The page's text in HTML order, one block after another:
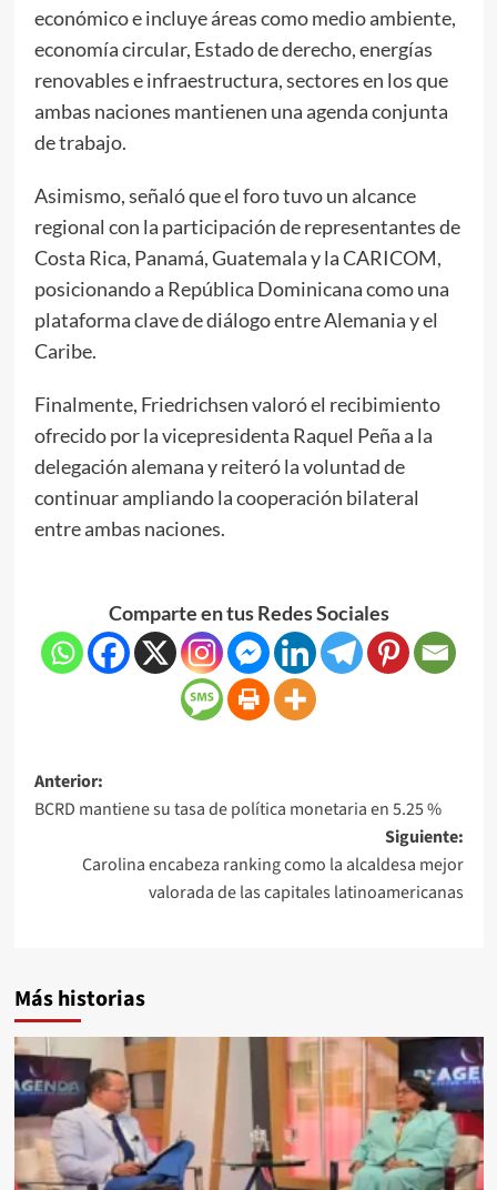
económico e incluye áreas como medio ambiente,
economía circular, Estado de derecho, energías
renovables e infraestructura, sectores en los que
ambas naciones mantienen una agenda conjunta
de trabajo.
Asimismo, señaló que el foro tuvo un alcance
regional con la participación de representantes de
Costa Rica, Panamá, Guatemala y la CARICOM,
posicionando a República Dominicana como una
plataforma clave de diálogo entre Alemania y el
Caribe.
Finalmente, Friedrichsen valoró el recibimiento
ofrecido por la vicepresidenta Raquel Peña a la
delegación alemana y reiteró la voluntad de
continuar ampliando la cooperación bilateral
entre ambas naciones.
Comparte en tus Redes Sociales
Anterior:
BCRD mantiene su tasa de política monetaria en 5.25 %
Siguiente:
Carolina encabeza ranking como la alcaldesa mejor
valorada de las capitales latinoamericanas
Más historias